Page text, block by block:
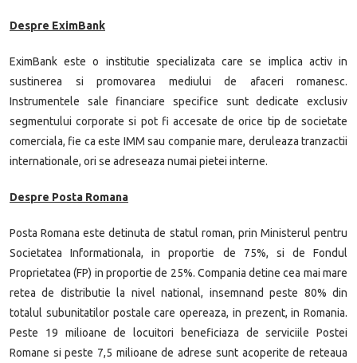
Despre EximBank
EximBank este o institutie specializata care se implica activ in
sustinerea si promovarea mediului de afaceri romanesc.
Instrumentele sale financiare specifice sunt dedicate exclusiv
segmentului corporate si pot fi accesate de orice tip de societate
comerciala, fie ca este IMM sau companie mare, deruleaza tranzactii
internationale, ori se adreseaza numai pietei interne.
Despre Posta Romana
Posta Romana este detinuta de statul roman, prin Ministerul pentru
Societatea Informationala, in proportie de 75%, si de Fondul
Proprietatea (FP) in proportie de 25%. Compania detine cea mai mare
retea de distributie la nivel national, insemnand peste 80% din
totalul subunitatilor postale care opereaza, in prezent, in Romania.
Peste 19 milioane de locuitori beneficiaza de serviciile Postei
Romane si peste 7,5 milioane de adrese sunt acoperite de reteaua